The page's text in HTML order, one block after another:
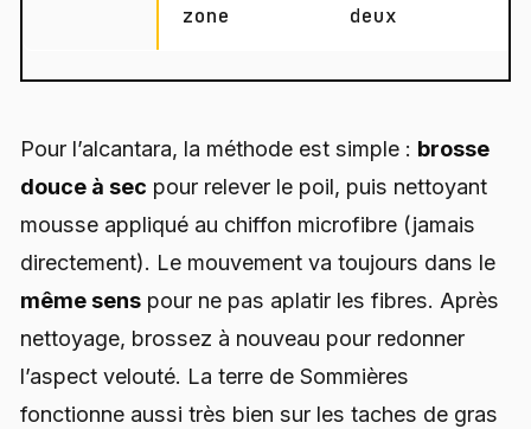
zone
deux
Pour l’alcantara, la méthode est simple : brosse
douce à sec pour relever le poil, puis nettoyant
mousse appliqué au chiffon microfibre (jamais
directement). Le mouvement va toujours dans le
même sens pour ne pas aplatir les fibres. Après
nettoyage, brossez à nouveau pour redonner
l’aspect velouté. La terre de Sommières
fonctionne aussi très bien sur les taches de gras